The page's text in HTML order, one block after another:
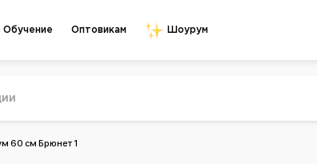
Обучение Оптовикам Шоурум
60 см Брюнет 1